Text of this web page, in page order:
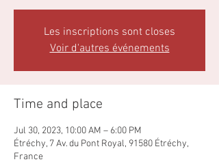
Les inscriptions sont closes
Voir d'autres événements
Time and place
Jul 30, 2023, 10:00 AM – 6:00 PM
Étréchy, 7 Av. du Pont Royal, 91580 Étréchy,
France